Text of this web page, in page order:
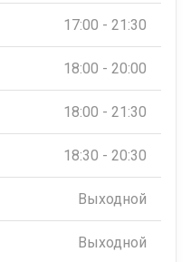
17:00 - 21:30
18:00 - 20:00
18:00 - 21:30
18:30 - 20:30
Выходной
Выходной